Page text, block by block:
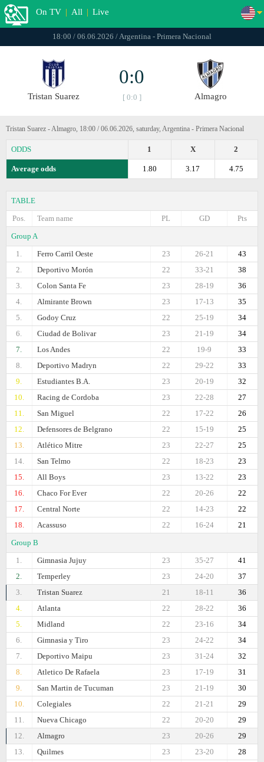
On TV | All | Live
18:00 / 06.06.2026 / Argentina - Primera Nacional
Tristan Suarez
0:0
[ 0:0 ] Almagro
Tristan Suarez - Almagro, 18:00 / 06.06.2026, saturday, Argentina - Primera Nacional
ODDS 2
X
1
Average odds 4.75
3.17
1.80
TABLE
Pos.
Team name Pts
GD
PL
Group A
1.
Ferro Carril Oeste 43
26-21
23
2.
Deportivo Morón 38
33-21
22
3.
Colon Santa Fe 36
28-19
23
4.
Almirante Brown 35
17-13
23
5.
Godoy Cruz 34
25-19
22
6.
Ciudad de Bolivar 34
21-19
23
7.
Los Andes 33
19-9
22
8.
Deportivo Madryn 33
29-22
22
9.
Estudiantes B.A. 32
20-19
23
10.
Racing de Cordoba 27
22-28
23
11.
San Miguel 26
17-22
22
12.
Defensores de Belgrano 25
15-19
22
13.
Atlético Mitre 25
22-27
23
14.
San Telmo 23
18-23
22
15.
All Boys 23
13-22
23
16.
Chaco For Ever 22
20-26
22
17.
Central Norte 22
14-23
22
18.
Acassuso 21
16-24
22
Group B
1.
Gimnasia Jujuy 41
35-27
23
2.
Temperley 37
24-20
23
3.
Tristan Suarez 36
18-11
21
4.
Atlanta 36
28-22
22
5.
Midland 34
23-16
22
6.
Gimnasia y Tiro 34
24-22
23
7.
Deportivo Maipu 32
31-24
23
8.
Atletico De Rafaela 31
17-19
23
9.
San Martin de Tucuman 30
21-19
23
10.
Colegiales 29
21-21
22
11.
Nueva Chicago 29
20-20
22
12.
Almagro 29
20-26
23
13.
Quilmes 28
23-20
23